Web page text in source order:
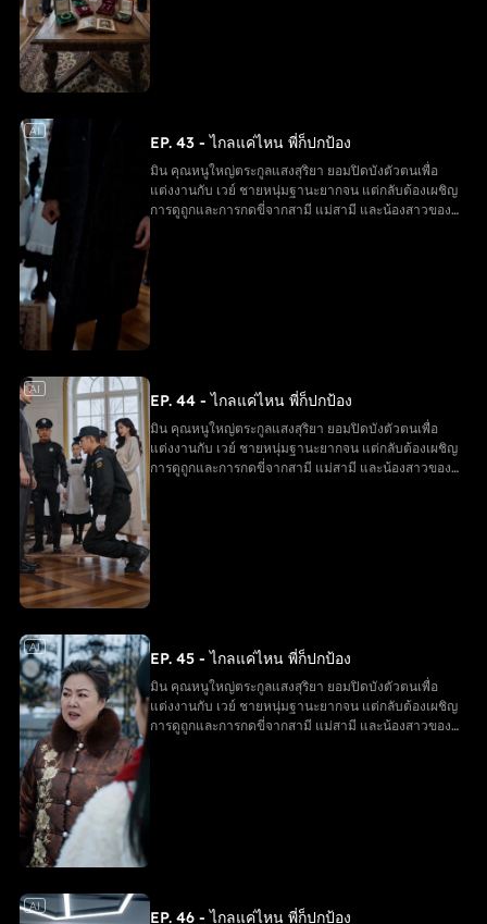
ฐานะเดิม ขณะที่ครอบครัวของ เวย์ ต้องรับผลกรรมจาก
การกระทำของตนเอง และมินได้เริ่มต้นชีวิตใหม่อีกครั้ง
AI
EP. 43 - ไกลแค่ไหน พี่ก็ปกป้อง
มิน คุณหนูใหญ่ตระกูลแสงสุริยา ยอมปิดบังตัวตนเพื่อ
แต่งงานกับ เวย์ ชายหนุ่มฐานะยากจน แต่กลับต้องเผชิญ
การดูถูกและการกดขี่จากสามี แม่สามี และน้องสาวของ
ช่วยเหลือจากพี่ชายทั้งสาม ตัดสินใจหย่าและกลับคืนสู่
การกระทำของตนเอง และมินได้เริ่มต้นชีวิตใหม่อีกครั้ง
AI
EP. 44 - ไกลแค่ไหน พี่ก็ปกป้อง
มิน คุณหนูใหญ่ตระกูลแสงสุริยา ยอมปิดบังตัวตนเพื่อ
แต่งงานกับ เวย์ ชายหนุ่มฐานะยากจน แต่กลับต้องเผชิญ
การดูถูกและการกดขี่จากสามี แม่สามี และน้องสาวของ
ช่วยเหลือจากพี่ชายทั้งสาม ตัดสินใจหย่าและกลับคืนสู่
ฐานะเดิม ขณะที่ครอบครัวของ เวย์ ต้องรับผลกรรมจาก
การกระทำของตนเอง และมินได้เริ่มต้นชีวิตใหม่อีกครั้ง
AI
EP. 45 - ไกลแค่ไหน พี่ก็ปกป้อง
มิน คุณหนูใหญ่ตระกูลแสงสุริยา ยอมปิดบังตัวตนเพื่อ
แต่งงานกับ เวย์ ชายหนุ่มฐานะยากจน แต่กลับต้องเผชิญ
การดูถูกและการกดขี่จากสามี แม่สามี และน้องสาวของ
AI
EP. 46 - ไกลแค่ไหน พี่ก็ปกป้อง